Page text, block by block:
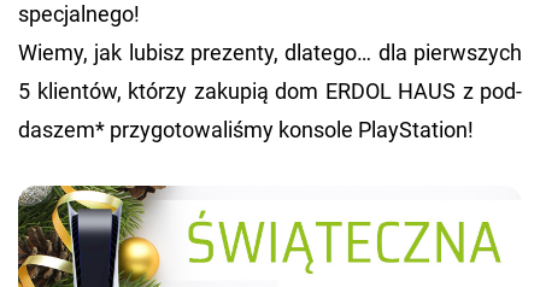
spe­cjal­ne­go!
Wiemy, jak lu­bisz pre­zen­ty, dla­te­go… dla pierw­szych
5 klien­tów, któ­rzy za­ku­pią dom ERDOL HAUS z pod­
da­szem* przy­go­to­wa­li­śmy kon­so­le Play­Sta­tion!